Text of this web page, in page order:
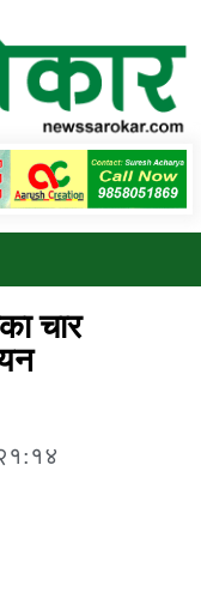
सुचना सन्देश
चार